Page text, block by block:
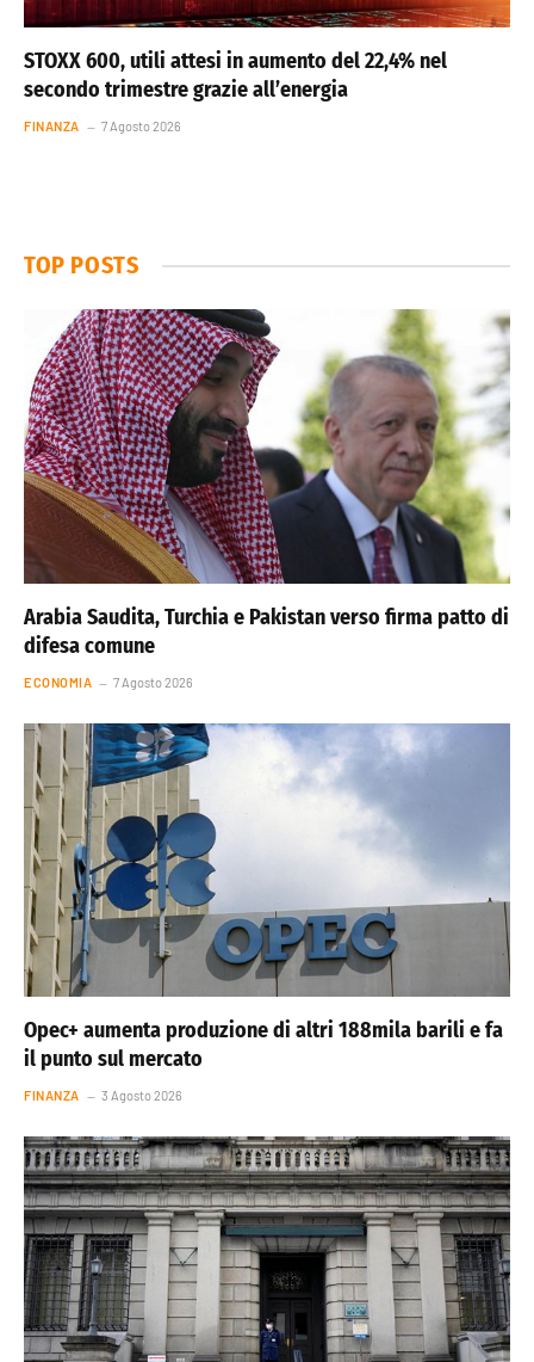
STOXX 600, utili attesi in aumento del 22,4% nel
secondo trimestre grazie all’energia
FINANZA 7 Agosto 2026
TOP POSTS
Arabia Saudita, Turchia e Pakistan verso firma patto di
difesa comune
ECONOMIA 7 Agosto 2026
Opec+ aumenta produzione di altri 188mila barili e fa
il punto sul mercato
FINANZA 3 Agosto 2026